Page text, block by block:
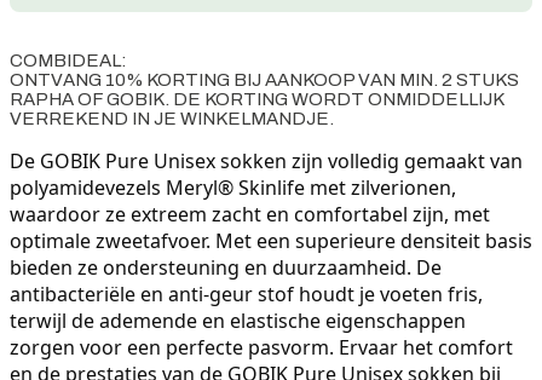
COMBIDEAL:
ONTVANG 10% KORTING BIJ AANKOOP VAN MIN. 2 STUKS
RAPHA OF GOBIK. DE KORTING WORDT ONMIDDELLIJK
VERREKEND IN JE WINKELMANDJE.
De GOBIK Pure Unisex sokken zijn volledig gemaakt van
polyamidevezels Meryl® Skinlife met zilverionen,
waardoor ze extreem zacht en comfortabel zijn, met
optimale zweetafvoer. Met een superieure densiteit basis
bieden ze ondersteuning en duurzaamheid. De
antibacteriële en anti-geur stof houdt je voeten fris,
terwijl de ademende en elastische eigenschappen
zorgen voor een perfecte pasvorm. Ervaar het comfort
en de prestaties van de GOBIK Pure Unisex sokken bij
Persoonlijk advies